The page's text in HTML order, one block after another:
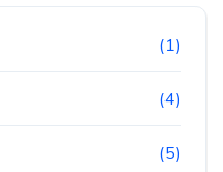
(1)
(4)
(5)